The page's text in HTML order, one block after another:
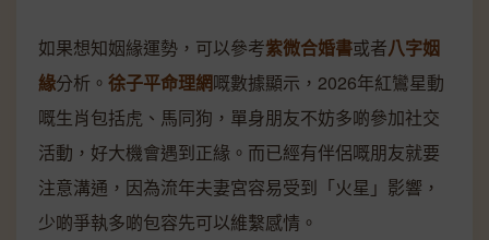
如果想知姻緣運勢，可以參考紫微合婚書或者八字姻
緣分析。 徐子平命理網嘅數據顯示，2026年紅鸞星動
嘅生肖包括虎、馬同狗，單身朋友不妨多啲參加社交
活動，好大機會遇到正緣。而已經有伴侶嘅朋友就要
注意溝通，因為流年夫妻宮容易受到「火星」影響，
少啲爭執多啲包容先可以維繫感情。